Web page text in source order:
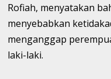
Rofiah, menyatakan
menyebabkan
menganggap
laki-laki.